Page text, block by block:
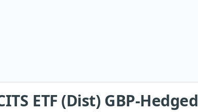
ETF (Dist) GBP-Hedged